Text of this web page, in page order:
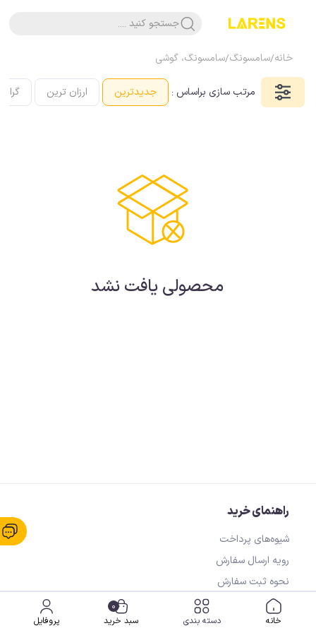
جستجو کنید ....
خانه/سامسونگ/سامسونگ، گوشی
مرتب سازی براساس : جدیدترین ارزان ترین
محصولی یافت نشد
راهنمای خرید
شیوه‌های پرداخت
رویه ارسال سفارش
نحوه ثبت سفارش
پروفایل
0
سبد خرید دسته بندی خانه